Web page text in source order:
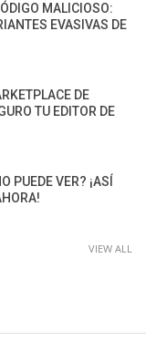
MALICIOSO:
EVASIVAS DE
DE
TU EDITOR DE
PUEDE VER? ¡ASÍ
VIEW ALL